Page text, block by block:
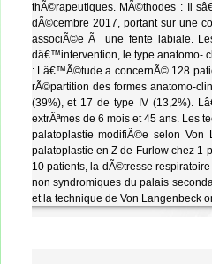
thÃ©rapeutiques. MÃ©thodes : Il
dÃ©cembre 2017, portant sur une
associÃ©e Ã une fente labiale.
dâ€™intervention, le type anatomo-
: Lâ€™Ã©tude a concernÃ© 128
rÃ©partition des formes anatomo-
(39%), et 17 de type IV (13,2%).
extrÃªmes de 6 mois et 45 ans. Les
palatoplastie modifiÃ©e selon Von
palatoplastie en Z de Furlow chez 1
10 patients, la dÃ©tresse
non syndromiques du palais
et la technique de Von Langenbeck